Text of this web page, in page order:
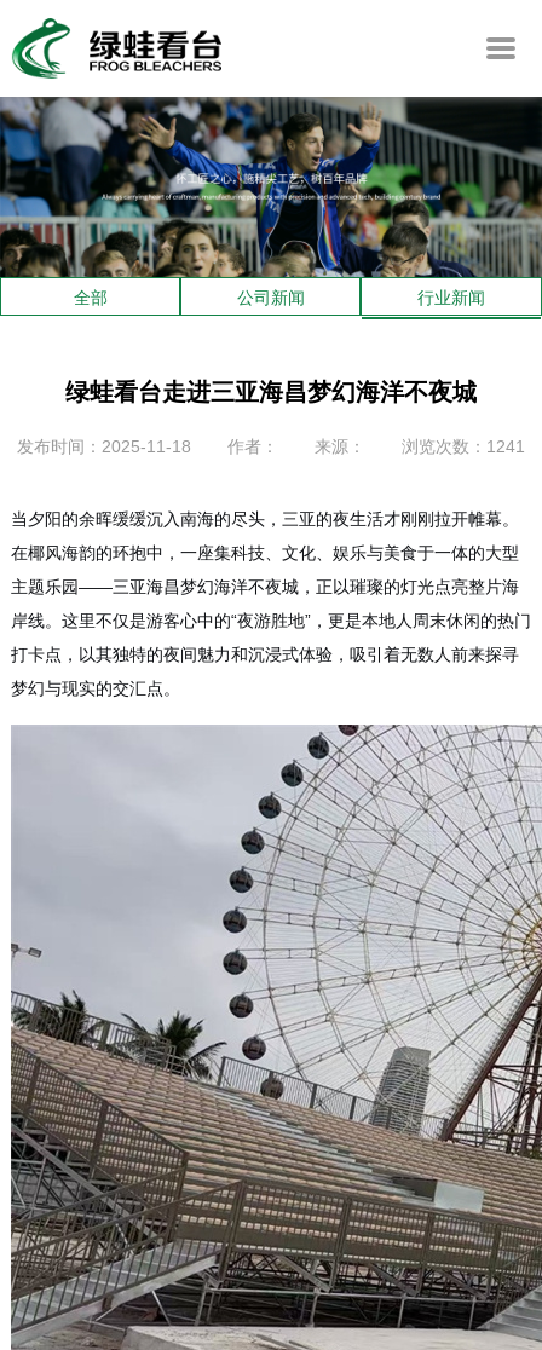
全部 公司新闻 行业新闻
绿蛙看台走进三亚海昌梦幻海洋不夜城
发布时间：2025-11-18 作者： 来源： 浏览次数：1241
当夕阳的余晖缓缓沉入南海的尽头，三亚的夜生活才刚刚拉开帷幕。
在椰风海韵的环抱中，一座集科技、文化、娱乐与美食于一体的大型
主题乐园——三亚海昌梦幻海洋不夜城，正以璀璨的灯光点亮整片海
岸线。这里不仅是游客心中的“夜游胜地”，更是本地人周末休闲的热门
打卡点，以其独特的夜间魅力和沉浸式体验，吸引着无数人前来探寻
梦幻与现实的交汇点。